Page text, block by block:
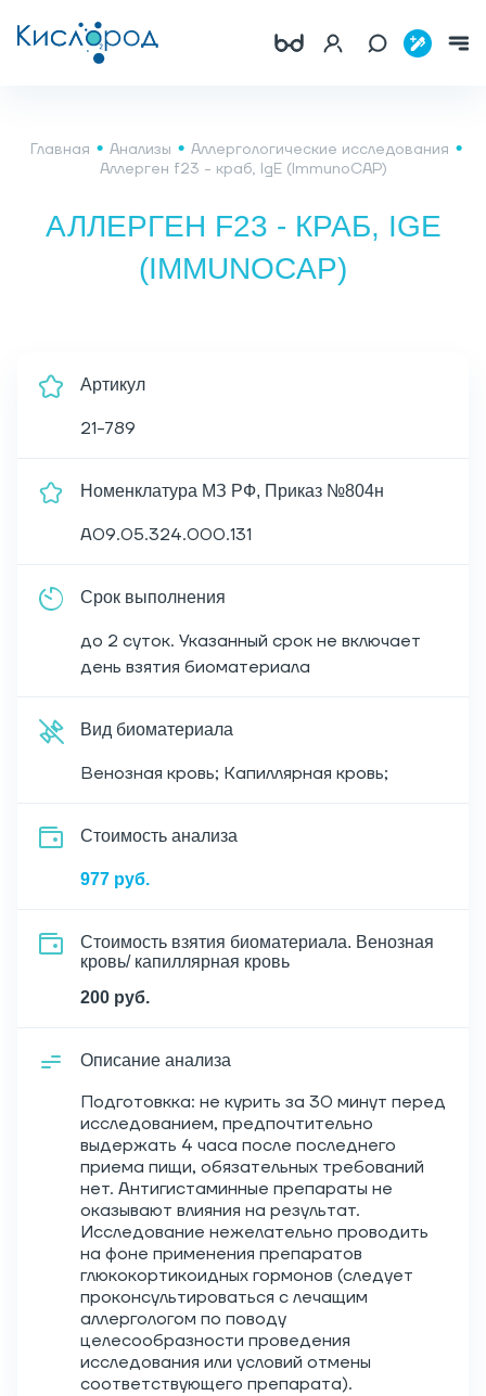
Главная Анализы
Аллергологические исследования
Аллерген f23 - краб, IgE (ImmunoCAP)
АЛЛЕРГЕН F23 - КРАБ, IGE
(IMMUNOCAP)
Артикул
21-789
Номенклатура МЗ РФ, Приказ №804н
A09.05.324.000.131
Срок выполнения
до 2 суток. Указанный срок не включает
день взятия биоматериала
Вид биоматериала
Венозная кровь; Капиллярная кровь;
Cтоимость анализа
977 руб.
Стоимость взятия биоматериала. Венозная
кровь/ капиллярная кровь
200 руб.
Описание анализа
Подготовкка: не курить за 30 минут перед
исследованием, предпочтительно
выдержать 4 часа после последнего
приема пищи, обязательных требований
нет. Антигистаминные препараты не
оказывают влияния на результат.
Исследование нежелательно проводить
на фоне применения препаратов
глюкокортикоидных гормонов (следует
проконсультироваться с лечащим
аллергологом по поводу
целесообразности проведения
исследования или условий отмены
соответствующего препарата).